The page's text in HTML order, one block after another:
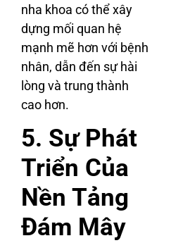
nha khoa có thể xây
dựng mối quan hệ
mạnh mẽ hơn với bệnh
nhân, dẫn đến sự hài
lòng và trung thành
cao hơn.
5. Sự Phát
Triển Của
Nền Tảng
Đám Mây